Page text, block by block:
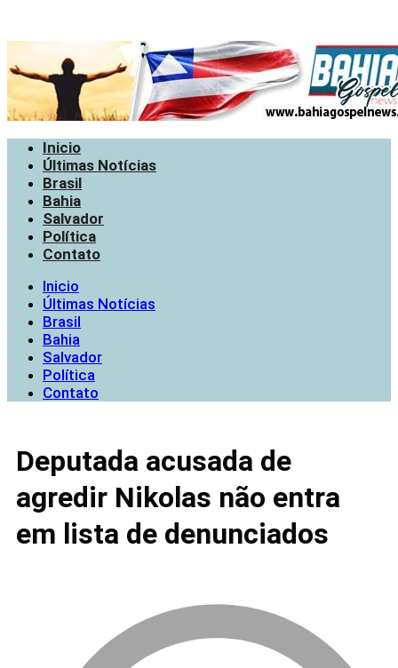
Inicio
Últimas Notícias
Brasil
Bahia
Salvador
Política
Contato
Inicio
Últimas Notícias
Brasil
Bahia
Salvador
Política
Contato
Deputada acusada de
agredir Nikolas não entra
em lista de denunciados